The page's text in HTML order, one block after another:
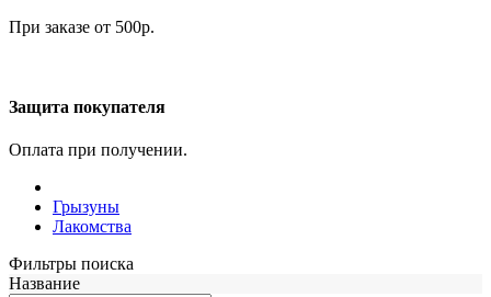
При заказе от 500р.
Защита покупателя
Оплата при получении.
Грызуны
Лакомства
Фильтры поиска
Название